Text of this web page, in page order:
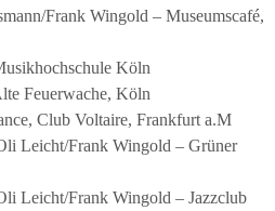
Frank Wingold – Museumscafé,
Köln
Feuerwache, Köln
Club Voltaire, Frankfurt a.M
Leicht/Frank Wingold – Grüner
Leicht/Frank Wingold – Jazzclub